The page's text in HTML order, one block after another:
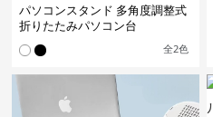
パソコンスタンド 多角度調整式
折りたたみパソコン台
全2色